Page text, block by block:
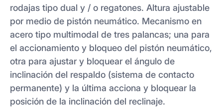
rodajas tipo dual y / o regatones. Altura ajustable
por medio de pistón neumático. Mecanismo en
acero tipo multimodal de tres palancas; una para
el accionamiento y bloqueo del pistón neumático,
otra para ajustar y bloquear el ángulo de
inclinación del respaldo (sistema de contacto
permanente) y la última acciona y bloquear la
posición de la inclinación del reclinaje.